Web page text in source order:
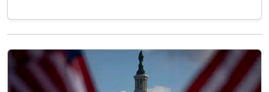
renforcer les capacités opérationnelles des
technologiques afin de maintenir leur
efficacité dans un contexte stratégique en